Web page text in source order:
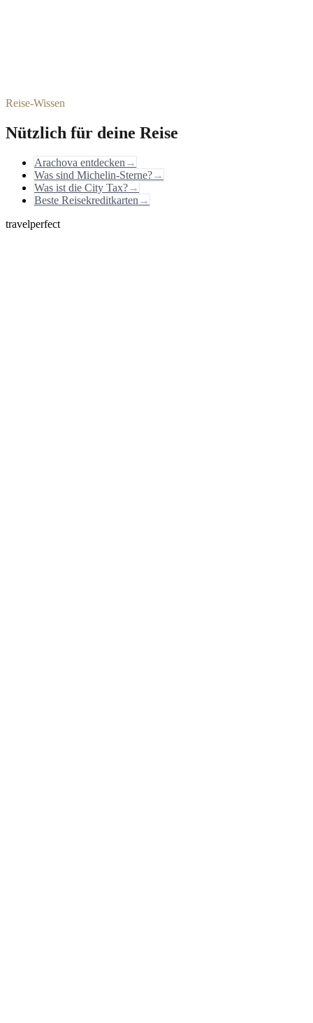
Reise-Wissen
Nützlich für deine Reise
Arachova entdecken →
Was sind Michelin-Sterne?→
Was ist die City Tax?→
Beste Reisekreditkarten →
travelperfect